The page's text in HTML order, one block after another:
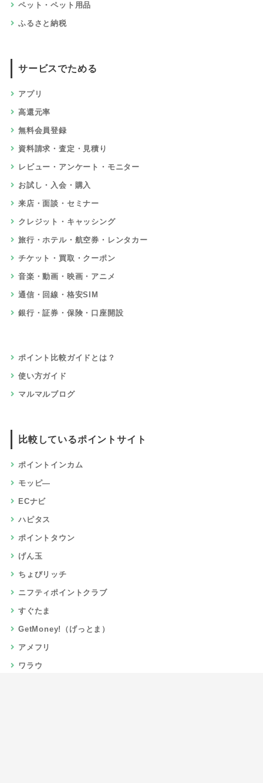
ペット・ペット用品
ふるさと納税
サービスでためる
アプリ
高還元率
無料会員登録
資料請求・査定・見積り
レビュー・アンケート・モニター
お試し・入会・購入
来店・面談・セミナー
クレジット・キャッシング
旅行・ホテル・航空券・レンタカー
チケット・買取・クーポン
音楽・動画・映画・アニメ
通信・回線・格安SIM
銀行・証券・保険・口座開設
ポイント比較ガイドとは？
使い方ガイド
マルマルブログ
比較しているポイントサイト
ポイントインカム
モッピ―
ECナビ
ハピタス
ポイントタウン
げん玉
ちょびリッチ
ニフティポイントクラブ
すぐたま
GetMoney!（げっとま）
アメフリ
ワラウ